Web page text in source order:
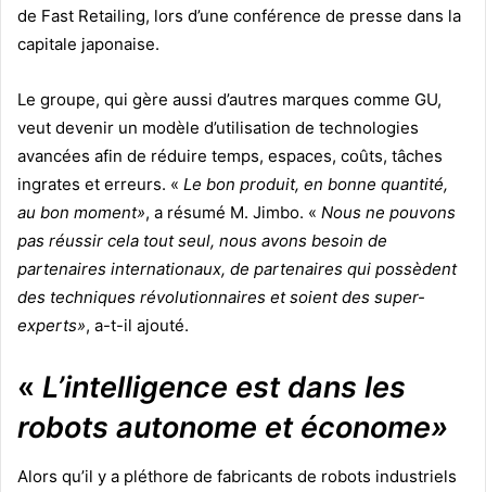
de Fast Retailing, lors d’une conférence de presse dans la
capitale japonaise.
Le groupe, qui gère aussi d’autres marques comme GU,
veut devenir un modèle d’utilisation de technologies
avancées afin de réduire temps, espaces, coûts, tâches
ingrates et erreurs. « Le bon produit, en bonne quantité,
au bon moment», a résumé M. Jimbo. « Nous ne pouvons
pas réussir cela tout seul, nous avons besoin de
partenaires internationaux, de partenaires qui possèdent
des techniques révolutionnaires et soient des super-
experts», a-t-il ajouté.
« L’intelligence est dans les
robots autonome et économe»
Alors qu’il y a pléthore de fabricants de robots industriels